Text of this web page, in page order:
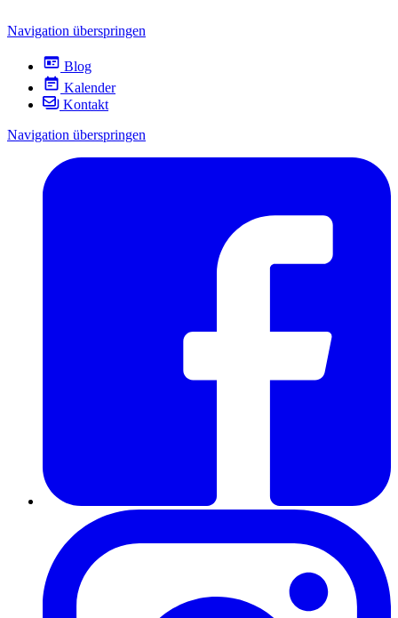
Navigation überspringen
Blog
Kalender
Kontakt
Navigation überspringen